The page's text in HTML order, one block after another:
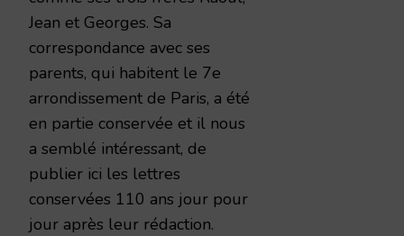
Jean et Georges. Sa
correspondance avec ses
parents, qui habitent le 7e
arrondissement de Paris, a été
en partie conservée et il nous
a semblé intéressant, de
publier ici les lettres
conservées 110 ans jour pour
jour après leur rédaction.